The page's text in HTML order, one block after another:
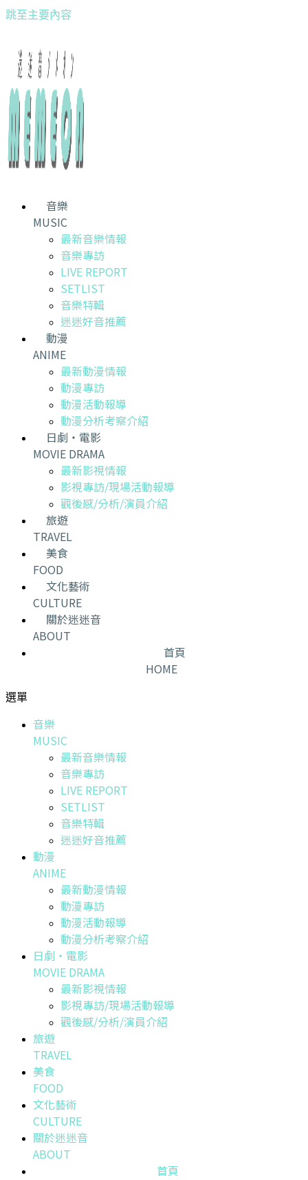
跳至主要內容
音樂
MUSIC
最新音樂情報
音樂專訪
LIVE REPORT
SETLIST
音樂特輯
迷迷好音推薦
動漫
ANIME
最新動漫情報
動漫專訪
動漫活動報導
動漫分析考察介紹
日劇・電影
MOVIE DRAMA
最新影視情報
影視專訪/現場活動報導
觀後感/分析/演員介紹
旅遊
TRAVEL
美食
FOOD
文化藝術
CULTURE
關於迷迷音
ABOUT
首頁
HOME
選單
音樂
MUSIC
最新音樂情報
音樂專訪
LIVE REPORT
SETLIST
音樂特輯
迷迷好音推薦
動漫
ANIME
最新動漫情報
動漫專訪
動漫活動報導
動漫分析考察介紹
日劇・電影
MOVIE DRAMA
最新影視情報
影視專訪/現場活動報導
觀後感/分析/演員介紹
旅遊
TRAVEL
美食
FOOD
文化藝術
CULTURE
關於迷迷音
ABOUT
首頁